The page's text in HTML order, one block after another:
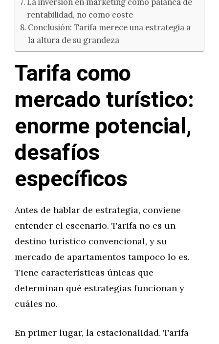
La inversión en marketing como palanca de
rentabilidad, no como coste
Conclusión: Tarifa merece una estrategia a
la altura de su grandeza
Tarifa como
mercado turístico:
enorme potencial,
desafíos
específicos
Antes de hablar de estrategia, conviene
entender el escenario. Tarifa no es un
destino turístico convencional, y su
mercado de apartamentos tampoco lo es.
Tiene características únicas que
determinan qué estrategias funcionan y
cuáles no.
En primer lugar, la estacionalidad. Tarifa